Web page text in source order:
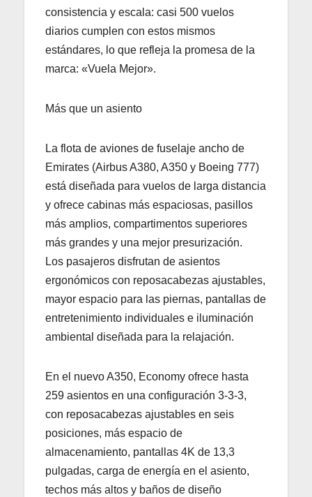
consistencia y escala: casi 500 vuelos
diarios cumplen con estos mismos
estándares, lo que refleja la promesa de la
marca: «Vuela Mejor».
Más que un asiento
La flota de aviones de fuselaje ancho de
Emirates (Airbus A380, A350 y Boeing 777)
está diseñada para vuelos de larga distancia
y ofrece cabinas más espaciosas, pasillos
más amplios, compartimentos superiores
más grandes y una mejor presurización.
Los pasajeros disfrutan de asientos
ergonómicos con reposacabezas ajustables,
mayor espacio para las piernas, pantallas de
entretenimiento individuales e iluminación
ambiental diseñada para la relajación.
En el nuevo A350, Economy ofrece hasta
259 asientos en una configuración 3-3-3,
con reposacabezas ajustables en seis
posiciones, más espacio de
almacenamiento, pantallas 4K de 13,3
pulgadas, carga de energía en el asiento,
techos más altos y baños de diseño